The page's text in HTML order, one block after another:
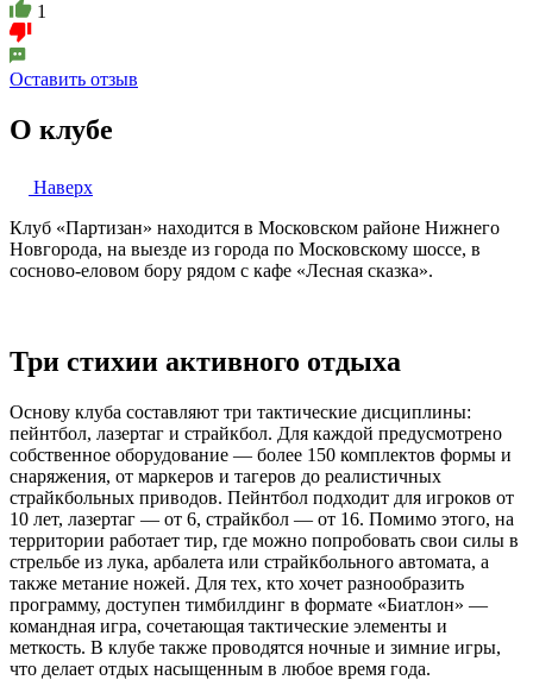
1
Оставить отзыв
О клубе
Наверх
Клуб «Партизан» находится в Московском районе Нижнего
Новгорода, на выезде из города по Московскому шоссе, в
сосново-еловом бору рядом с кафе «Лесная сказка».
Три стихии активного отдыха
Основу клуба составляют три тактические дисциплины:
пейнтбол, лазертаг и страйкбол. Для каждой предусмотрено
собственное оборудование — более 150 комплектов формы и
снаряжения, от маркеров и тагеров до реалистичных
страйкбольных приводов. Пейнтбол подходит для игроков от
10 лет, лазертаг — от 6, страйкбол — от 16. Помимо этого, на
территории работает тир, где можно попробовать свои силы в
стрельбе из лука, арбалета или страйкбольного автомата, а
также метание ножей. Для тех, кто хочет разнообразить
программу, доступен тимбилдинг в формате «Биатлон» —
командная игра, сочетающая тактические элементы и
меткость. В клубе также проводятся ночные и зимние игры,
что делает отдых насыщенным в любое время года.